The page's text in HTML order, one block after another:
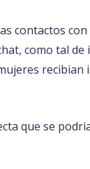
contactos
como tal
recibian
que se